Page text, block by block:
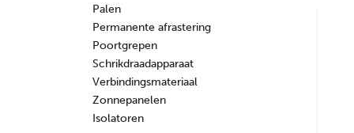
Palen
Permanente afrastering
Poortgrepen
Schrikdraadapparaat
Verbindingsmateriaal
Zonnepanelen
Isolatoren